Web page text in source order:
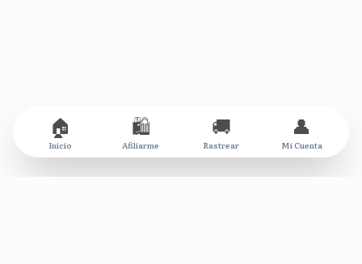
🏠
Inicio
🛍️
Afiliarme
🚚
Rastrear
👤
Mi Cuenta